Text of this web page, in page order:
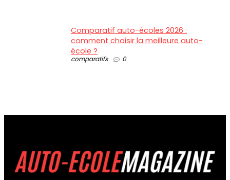
Comparatif auto-écoles 2026 :
comment choisir la meilleure auto-
école ?
comparatifs 0